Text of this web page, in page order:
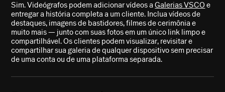
Sim. Videógrafos podem adicionar vídeos aGalerias VSCOe
entregar a história completa a um cliente. Inclua vídeos de
destaques, imagens de bastidores, filmes de cerimônia e
muito mais — junto com suas fotos em um único link limpo e
compartilhável. Os clientes podem visualizar, revisitar e
compartilhar sua galeria de qualquer dispositivo sem precisar
de uma conta ou de uma plataforma separada.